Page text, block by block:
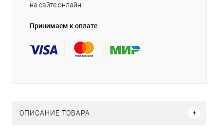
на сайте онлайн.
Принимаем к оплате
ОПИСАНИЕ ТОВАРА